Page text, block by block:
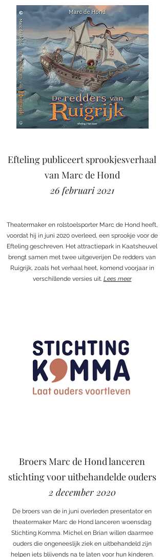
Efteling publiceert sprookjesverhaal
van Marc de Hond
26 februari 2021
Theatermaker en rolstoelsporter Marc de Hond heeft,
voordat hij in juni 2020 overleed, een sprookje voor de
Efteling geschreven. Het attractiepark in Kaatsheuvel
brengt samen met twee uitgeverijen De redders van
Ruigrijk, zoals het verhaal heet, komend voorjaar in
verschillende versies uit. Lees meer
Broers Marc de Hond lanceren
stichting voor uitbehandelde ouders
2 december 2020
De broers van de in juni overleden presentator en
theatermaker Marc de Hond lanceren woensdag
Stichting Komma. Michel en Brian willen daarmee
ouders die ongeneeslijk ziek en uitbehandeld zijn
helpen iets blijvends na te laten voor hun kinderen.